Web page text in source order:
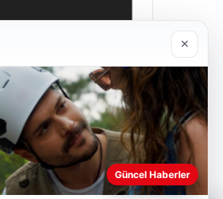
×
Güncel Haberler